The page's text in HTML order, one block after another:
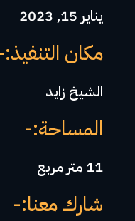
يناير 15, 2023
مكان
الشيخ زايد
المساحة:-
11 متر مربع
شارك معنا:-